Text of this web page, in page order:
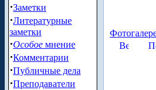
·Заметки
·Литературные
заметки
·Особое мнение
·Комментарии
·Публичные дела
·Преподаватели